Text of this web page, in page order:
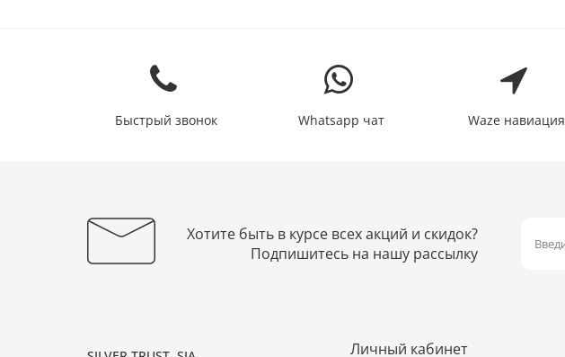
Быстрый звонок Whatsapp чат Waze навиация
Хотите быть в курсе всех акций и скидок?
Подпишитесь на нашу рассылку
Личный кабинет